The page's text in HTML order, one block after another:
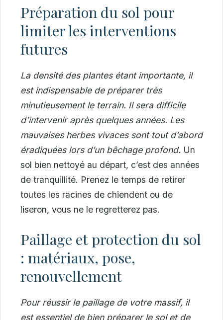
Préparation du sol pour
limiter les interventions
futures
La densité des plantes étant importante, il
est indispensable de préparer très
minutieusement le terrain. Il sera difficile
d’intervenir après quelques années. Les
mauvaises herbes vivaces sont tout d’abord
éradiquées lors d’un bêchage profond. Un
sol bien nettoyé au départ, c’est des années
de tranquillité. Prenez le temps de retirer
toutes les racines de chiendent ou de
liseron, vous ne le regretterez pas.
Paillage et protection du sol
: matériaux, pose,
renouvellement
Pour réussir le paillage de votre massif, il
est essentiel de bien préparer le sol et de